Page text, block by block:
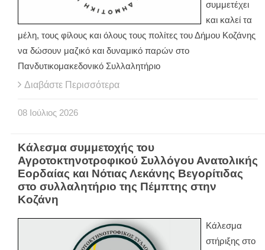
συμμετέχει
και καλεί τα
μέλη, τους φίλους και όλους τους πολίτες του Δήμου Κοζάνης
να δώσουν μαζικό και δυναμικό παρών στο
Πανδυτικομακεδονικό Συλλαλητήριο
Διαβάστε Περισσότερα
08 Ιούλιος 2026
Κάλεσμα συμμετοχής του
Αγροτοκτηνοτροφικού Συλλόγου Ανατολικής
Εορδαίας και Νότιας Λεκάνης Βεγορίτιδας
στο συλλαλητήριο της Πέμπτης στην
Κοζάνη
Κάλεσμα
στήριξης στο